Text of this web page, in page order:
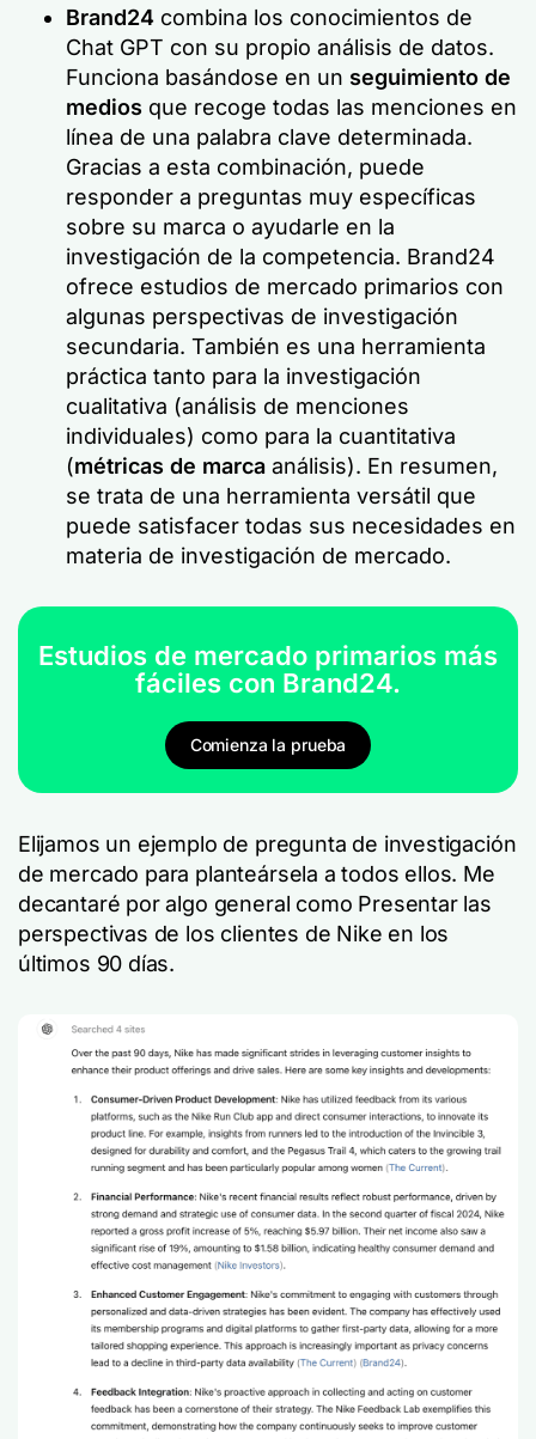
Brand24 combina los conocimientos de
Chat GPT con su propio análisis de datos.
Funciona basándose en un seguimiento de
medios que recoge todas las menciones en
línea de una palabra clave determinada.
Gracias a esta combinación, puede
responder a preguntas muy específicas
sobre su marca o ayudarle en la
investigación de la competencia. Brand24
ofrece estudios de mercado primarios con
algunas perspectivas de investigación
secundaria. También es una herramienta
práctica tanto para la investigación
cualitativa (análisis de menciones
individuales) como para la cuantitativa
(métricas de marca análisis). En resumen,
se trata de una herramienta versátil que
puede satisfacer todas sus necesidades en
materia de investigación de mercado.
Estudios de mercado primarios más
fáciles con Brand24.
Comienza la prueba
Elijamos un ejemplo de pregunta de investigación
de mercado para planteársela a todos ellos. Me
decantaré por algo general como Presentar las
perspectivas de los clientes de Nike en los
últimos 90 días.